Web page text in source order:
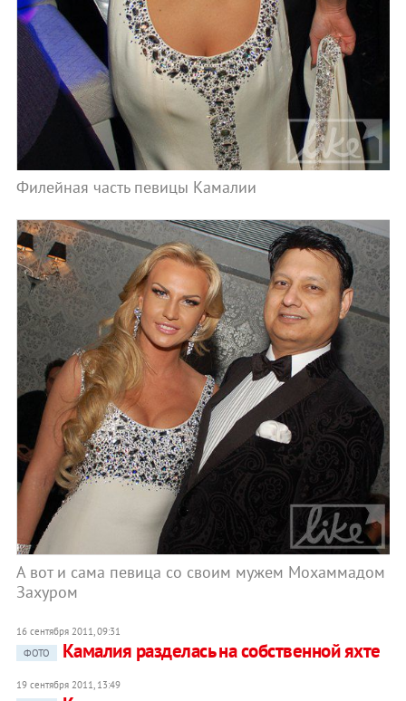
Филейная часть певицы Камалии
А вот и сама певица со своим мужем Мохаммадом
Захуром
16 сентября 2011, 09:31
ФОТО
Камалия разделась на собственной яхте
19 сентября 2011, 13:49